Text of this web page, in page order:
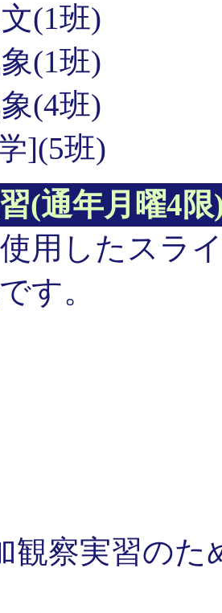
(1班)
(1班)
(4班)
](5班)
(通年月曜4限
用したスラ
す。
観察実習のた